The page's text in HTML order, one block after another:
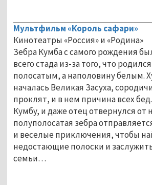
Мультфильм «Король сафари»
Кинотеатры «Россия» и «Родина»
Зебра Кумба с самого рождения
всего стада из-за того, что
полосатым, а наполовину белым.
началась Великая Засуха,
проклят, и в нем причина всех
Кумбу, и даже отец отвернулся от
полуполосатая зебра
и веселые приключения, чтобы
недостающие полоски и
семьи…